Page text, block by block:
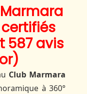
587 avis
Club Marmara
à 360°